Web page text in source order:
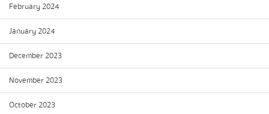
February 2024
January 2024
December 2023
November 2023
October 2023